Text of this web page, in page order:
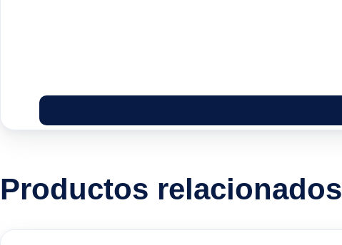
Productos relacionados